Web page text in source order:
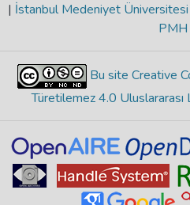
| İstanbul Medeniyet Üniversitesi
PMH
Bu site Creative
Türetilemez 4.0 Uluslararası